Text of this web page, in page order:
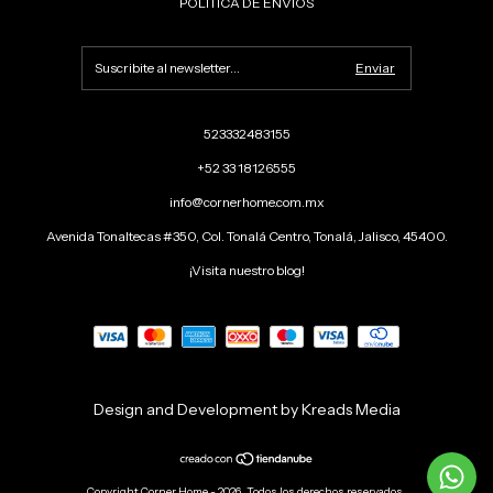
523332483155
+52 33 18126555
info@cornerhome.com.mx
Avenida Tonaltecas #350, Col. Tonalá Centro, Tonalá, Jalisco, 45400.
¡Visita nuestro blog!
Design and Development by Kreads Media